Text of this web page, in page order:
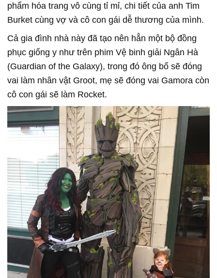
phẩm hóa trang vô cùng tỉ mỉ, chi tiết của anh Tim
Burket cùng vợ và cô con gái dễ thương của mình.
Cả gia đình nhà này đã tạo nên hẳn một bộ đồng
phục giống y như trên phim Vệ binh giải Ngân Hà
(Guardian of the Galaxy), trong đó ông bố sẽ đóng
vai làm nhân vật Groot, mẹ sẽ đóng vai Gamora còn
cô con gái sẽ làm Rocket.